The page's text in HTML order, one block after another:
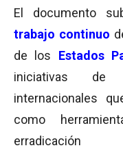
El documento
trabajo continuo
de los Estados
iniciativas de
internacionales
como